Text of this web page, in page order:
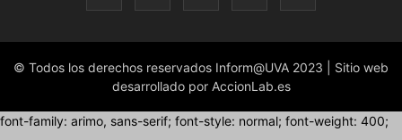
© Todos los derechos reservados Inform@UVA 2023 | Sitio web
desarrollado por AccionLab.es
font-family: arimo, sans-serif; font-style: normal; font-weight: 400;